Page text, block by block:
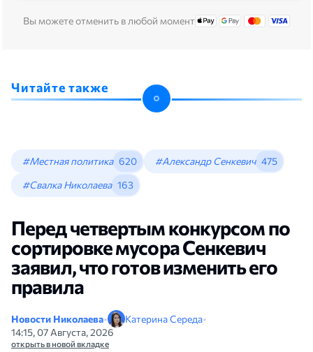
Вы можете отменить в любой момент
Читайте также
#Местная политика 620 #Александр Сенкевич 475
#Свалка Николаева 163
Перед четвертым конкурсом по
сортировке мусора Сенкевич
заявил, что готов изменить его
правила
Новости Николаева• Катерина Середа•
14:15, 07 Августа, 2026
открыть в новой вкладке